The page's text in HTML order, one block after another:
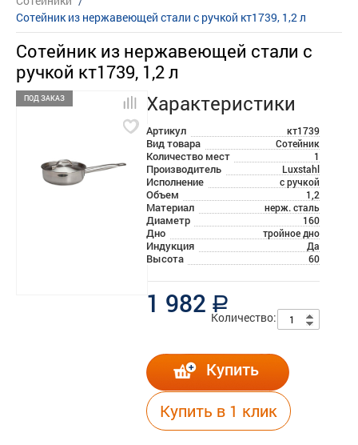
Сотейник из нержавеющей стали с ручкой кт1739, 1,2 л
Сотейник из нержавеющей стали с
ручкой кт1739, 1,2 л
Характеристики
Артикул кт1739
Вид товара Сотейник
Количество мест 1
Производитель Luxstahl
Исполнение с ручкой
Объем 1,2
Материал нерж. сталь
Диаметр 160
Дно тройное дно
Индукция Да
Высота 60
ПОД ЗАКАЗ
1 982 a
Количество:
Купить
Купить в 1 клик